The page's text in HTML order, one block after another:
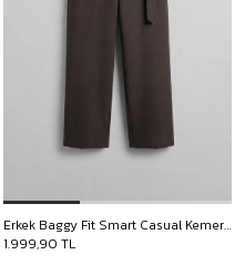
Erkek Baggy Fit Smart Casual Kemerli Pantolon Kahverengi
1.999,90 TL